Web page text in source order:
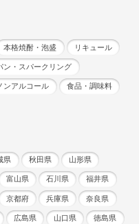
本格焼酎・泡盛 リキュール
ン・スパークリング
ンアルコール 食品・調味料
県 秋田県 山形県
富山県 石川県 福井県
京都府 兵庫県 奈良県
広島県 山口県 徳島県